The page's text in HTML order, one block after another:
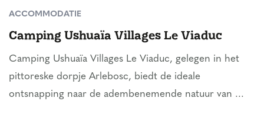
ACCOMMODATIE
Camping Ushuaïa Villages Le Viaduc
Camping Ushuaïa Villages Le Viaduc, gelegen in het
pittoreske dorpje Arlebosc, biedt de ideale
ontsnapping naar de adembenemende natuur van ...